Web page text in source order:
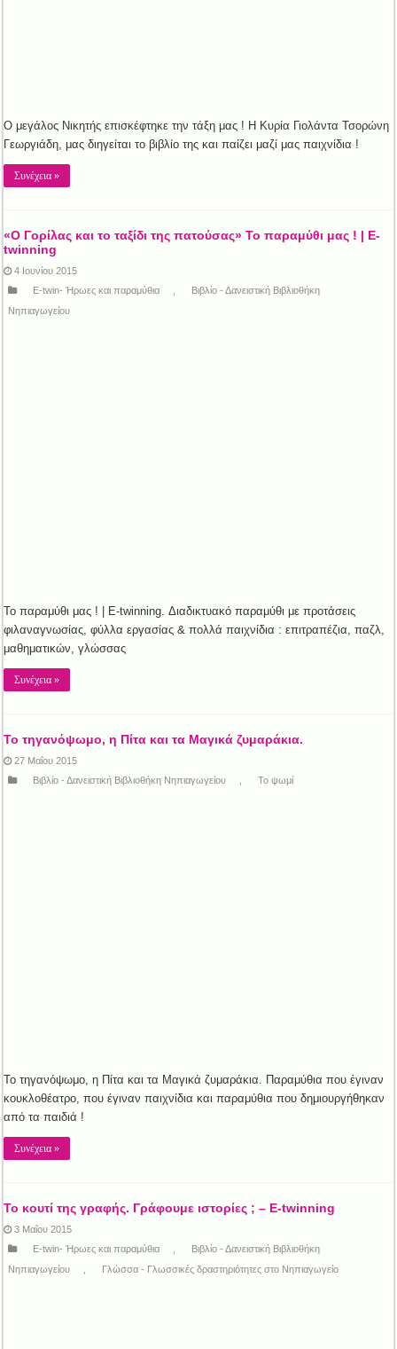
Ο μεγάλος Νικητής επισκέφτηκε την τάξη μας ! Η Κυρία Γιολάντα Τσορώνη
Γεωργιάδη, μας διηγείται το βιβλίο της και παίζει μαζί μας παιχνίδια !
Συνέχεια »
«Ο Γορίλας και το ταξίδι της πατούσας» Το παραμύθι μας ! | E-
twinning
4 Ιουνίου 2015
E-twin- Ήρωες και παραμύθια
Βιβλίο - Δανειστική Βιβλιοθήκη
Νηπιαγωγείου
Το παραμύθι μας ! | E-twinning. Διαδικτυακό παραμύθι με προτάσεις
φιλαναγνωσίας, φύλλα εργασίας & πολλά παιχνίδια : επιτραπέζια, παζλ,
μαθηματικών, γλώσσας
Συνέχεια »
Το τηγανόψωμο, η Πίτα και τα Μαγικά ζυμαράκια.
27 Μαΐου 2015
Βιβλίο - Δανειστική Βιβλιοθήκη Νηπιαγωγείου
Το ψωμί
Το τηγανόψωμο, η Πίτα και τα Μαγικά ζυμαράκια. Παραμύθια που έγιναν
κουκλοθέατρο, που έγιναν παιχνίδια και παραμύθια που δημιουργήθηκαν
από τα παιδιά !
Συνέχεια »
Το κουτί της γραφής. Γράφουμε ιστορίες ; – E-twinning
3 Μαΐου 2015
E-twin- Ήρωες και παραμύθια
Βιβλίο - Δανειστική Βιβλιοθήκη
Νηπιαγωγείου
Γλώσσα - Γλωσσικές δραστηριότητες στο Νηπιαγωγείο